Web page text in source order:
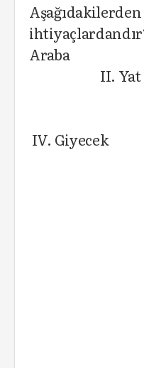
II.
III.
IV. Giyecek